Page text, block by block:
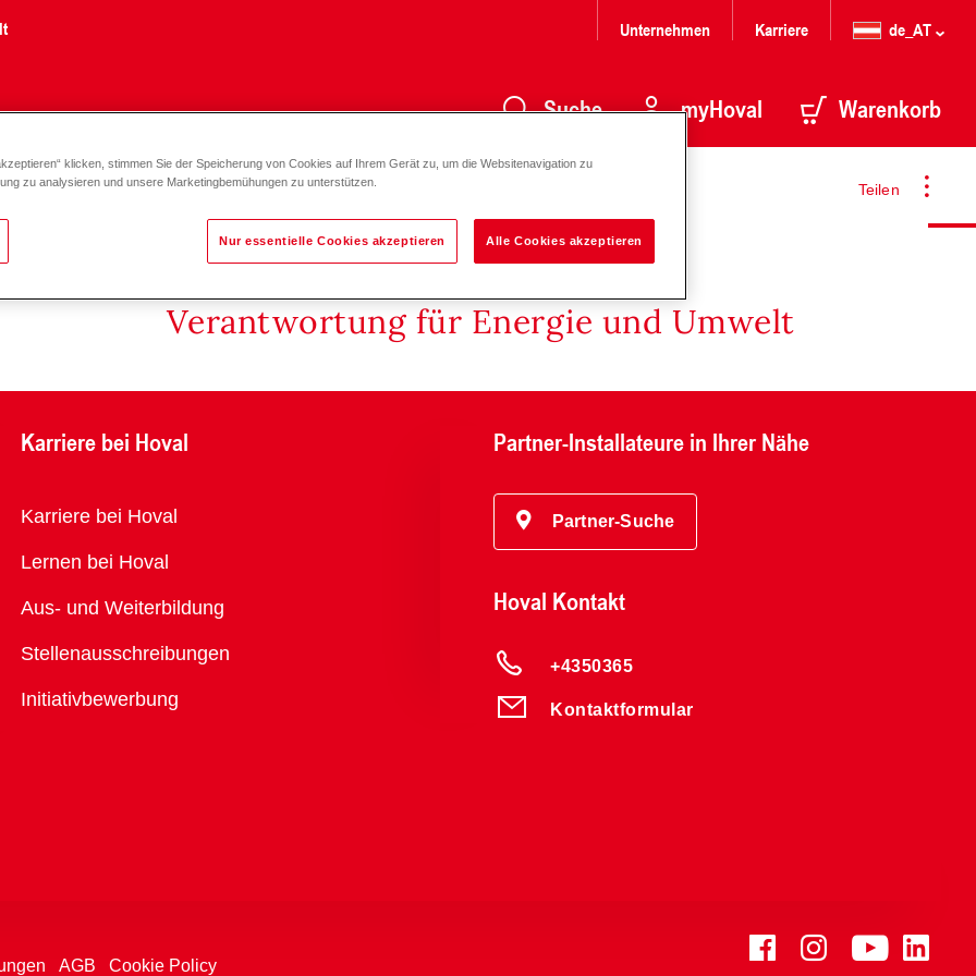
Unternehmen Karriere de_AT
Suche myHoval Warenkorb
Teilen
Verantwortung für Energie und Umwelt
Karriere bei Hoval
Übersicht
Karriere bei Hoval
Lernen bei Hoval
Aus- und Weiterbildung
Stellenausschreibungen
Initiativbewerbung
Partner-Installateure in Ihrer Nähe
Partner-Suche
Hoval Kontakt
+4350365
Kontaktformular
AGB Cookie Policy
klicken, stimmen Sie der Speicherung von Cookies auf Ihrem Gerät zu, um die Websitenavigation zu
zu analysieren und unsere Marketingbemühungen zu unterstützen.
Nur essentielle Cookies akzeptieren Alle Cookies akzeptieren